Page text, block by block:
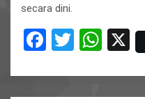
secara dini.
F
ce
T
tt
W
at
X